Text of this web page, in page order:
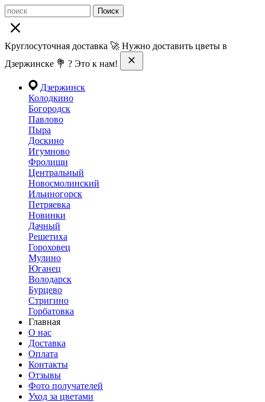
Поиск
Круглосуточная доставка 🚀 Нужно доставить цветы в
Дзержинске 💐 ? Это к нам!
Дзержинск
Колодкино
Богородск
Павлово
Пыра
Доскино
Игумново
Фролищи
Центральный
Новосмолинский
Ильиногорск
Петряевка
Новинки
Дачный
Решетиха
Гороховец
Мулино
Юганец
Володарск
Бурцево
Стригино
Горбатовка
Главная
О нас
Доставка
Оплата
Контакты
Отзывы
Фото получателей
Уход за цветами